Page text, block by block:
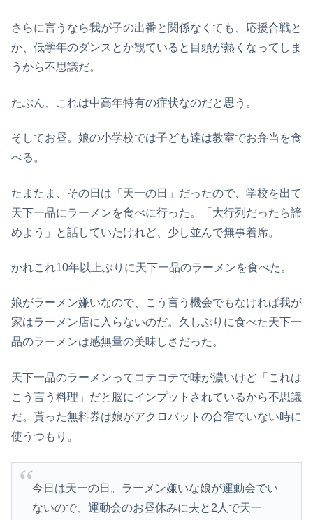
さらに言うなら我が子の出番と関係なくても、応援合戦と
か、低学年のダンスとか観ていると目頭が熱くなってしま
うから不思議だ。
たぶん、これは中高年特有の症状なのだと思う。
そしてお昼。娘の小学校では子ども達は教室でお弁当を食
べる。
たまたま、その日は「天一の日」だったので、学校を出て
天下一品にラーメンを食べに行った。「大行列だったら諦
めよう」と話していたけれど、少し並んで無事着席。
かれこれ10年以上ぶりに天下一品のラーメンを食べた。
娘がラーメン嫌いなので、こう言う機会でもなけれぱ我が
家はラーメン店に入らないのだ。久しぶりに食べた天下一
品のラーメンは感無量の美味しさだった。
天下一品のラーメンってコテコテで味が濃いけど「これは
こう言う料理」だと脳にインプットされているから不思議
だ。貰った無料券は娘がアクロバットの合宿でいない時に
使うつもり。
今日は天一の日。ラーメン嫌いな娘が運動会でい
ないので、運動会のお昼休みに夫と2人で天一